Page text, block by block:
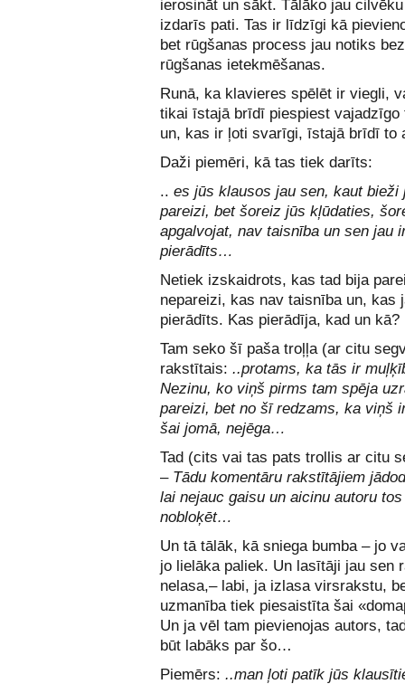
ierosināt un sākt. Tālāko jau
izdarīs pati. Tas ir līdzīgi kā
bet rūgšanas process jau notiks
rūgšanas ietekmēšanas.
Runā, ka klavieres spēlēt ir viegli,
tikai īstajā brīdī piespiest vajadzīgo
un, kas ir ļoti svarīgi, īstajā brīdī to
Daži piemēri, kā tas tiek darīts:
.. es jūs klausos jau sen, kaut bieži
pareizi, bet šoreiz jūs kļūdaties,
apgalvojat, nav taisnība un sen jau
pierādīts…
Netiek izskaidrots, kas tad bija
nepareizi, kas nav taisnība un, kas
pierādīts. Kas pierādīja, kad un kā?
Tam seko šī paša troļļa (ar citu
rakstītais: ..protams, ka tās ir
Nezinu, ko viņš pirms tam spēja
pareizi, bet no šī redzams, ka viņš
šai jomā, nejēga…
Tad (cits vai tas pats trollis ar citu
– Tādu komentāru rakstītājiem
lai nejauc gaisu un aicinu autoru tos
nobloķēt…
Un tā tālāk, kā sniega bumba – jo
jo lielāka paliek. Un lasītāji jau sen
nelasa,– labi, ja izlasa virsrakstu,
uzmanība tiek piesaistīta šai
Un ja vēl tam pievienojas autors,
būt labāks par šo…
Piemērs: ..man ļoti patīk jūs